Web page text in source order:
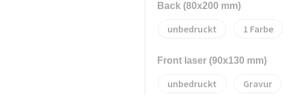
Back (80x200 mm)
unbedruckt 1
Front laser (90x130 mm)
unbedruckt Gravur